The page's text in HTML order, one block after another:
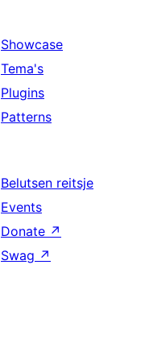
Showcase
Tema's
Plugins
Patterns
Belutsen reitsje
Events
Donate ↗
Swag ↗